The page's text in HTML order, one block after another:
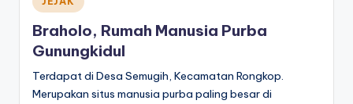
in
Braholo, Rumah Manusia Purba
Gunungkidul
Terdapat di Desa Semugih, Kecamatan Rongkop.
Merupakan situs manusia purba paling besar di